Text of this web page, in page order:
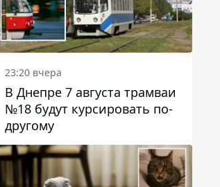
23:20 вчера
В Днепре 7 августа трамваи
№18 будут курсировать по-
другому